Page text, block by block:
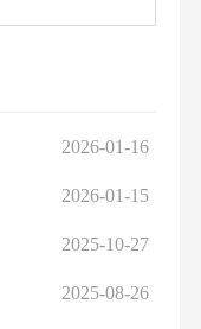
2026-01-16
2026-01-15
2025-10-27
2025-08-26